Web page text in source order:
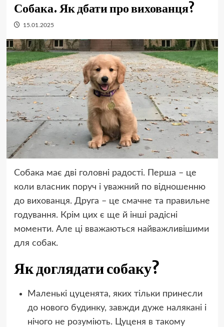
Собака. Як дбати про вихованця?
15.01.2025
Собака має дві головні радості. Перша – це
коли власник поруч і уважний по відношенню
до вихованця. Друга – це смачне та правильне
годування. Крім цих є ще й інші радісні
моменти. Але ці вважаються найважливішими
для собак.
Як доглядати собаку?
Маленькі цуценята, яких тільки принесли
до нового будинку, завжди дуже налякані і
нічого не розуміють. Цуценя в такому